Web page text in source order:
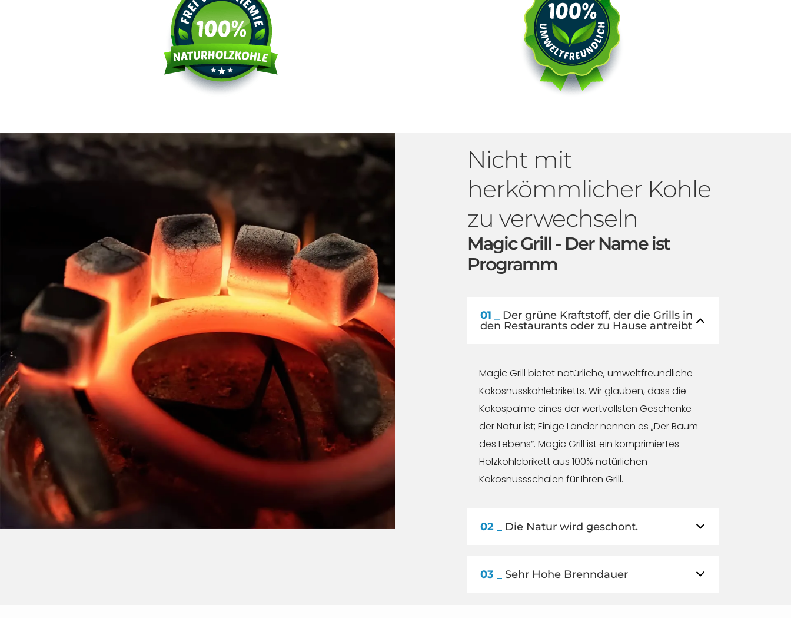
Magic Grill - Der Name ist
Programm
Nicht mit
herkömmlicher Kohle
zu verwechseln
01 _
Der grüne Kraftstoff, der die Grills in
den Restaurants oder zu Hause antreibt
Magic Grill bietet natürliche, umweltfreundliche
Kokosnusskohlebriketts. Wir glauben, dass die
Kokospalme eines der wertvollsten Geschenke
der Natur ist; Einige Länder nennen es „Der Baum
des Lebens“. Magic Grill ist ein komprimiertes
Holzkohlebrikett aus 100% natürlichen
Kokosnussschalen für Ihren Grill.
02 _ Die Natur wird geschont.
03 _ Sehr Hohe Brenndauer